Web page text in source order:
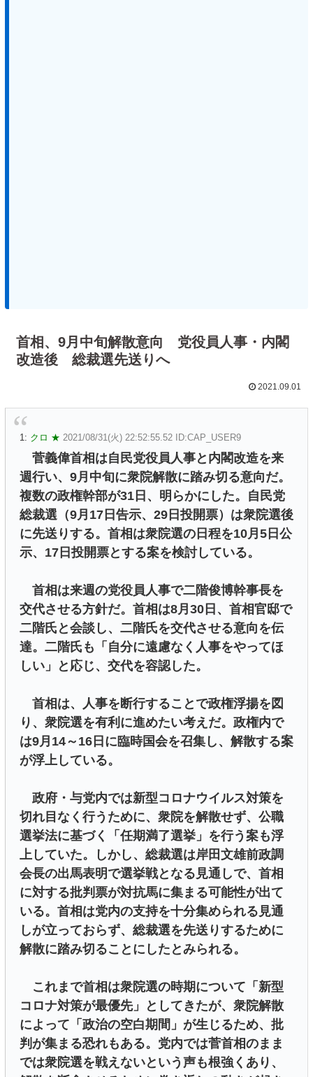
首相、9月中旬解散意向 党役員人事・内閣
改造後 総裁選先送りへ
2021.09.01
1: クロ ★ 2021/08/31(火) 22:52:55.52 ID:CAP_USER9
菅義偉首相は自民党役員人事と内閣改造を来
週行い、9月中旬に衆院解散に踏み切る意向だ。
複数の政権幹部が31日、明らかにした。自民党
総裁選（9月17日告示、29日投開票）は衆院選後
に先送りする。首相は衆院選の日程を10月5日公
示、17日投開票とする案を検討している。
首相は来週の党役員人事で二階俊博幹事長を
交代させる方針だ。首相は8月30日、首相官邸で
二階氏と会談し、二階氏を交代させる意向を伝
達。二階氏も「自分に遠慮なく人事をやってほ
しい」と応じ、交代を容認した。
首相は、人事を断行することで政権浮揚を図
り、衆院選を有利に進めたい考えだ。政権内で
は9月14～16日に臨時国会を召集し、解散する案
が浮上している。
政府・与党内では新型コロナウイルス対策を
切れ目なく行うために、衆院を解散せず、公職
選挙法に基づく「任期満了選挙」を行う案も浮
上していた。しかし、総裁選は岸田文雄前政調
会長の出馬表明で選挙戦となる見通しで、首相
に対する批判票が対抗馬に集まる可能性が出て
いる。首相は党内の支持を十分集められる見通
しが立っておらず、総裁選を先送りするために
解散に踏み切ることにしたとみられる。
これまで首相は衆院選の時期について「新型
コロナ対策が最優先」としてきたが、衆院解散
によって「政治の空白期間」が生じるため、批
判が集まる恐れもある。党内では菅首相のまま
では衆院選を戦えないという声も根強くあり、